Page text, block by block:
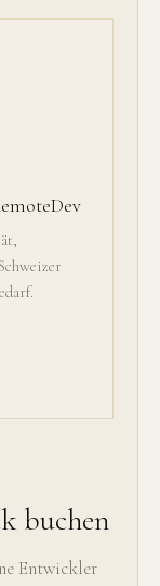
buchen
Entwickler